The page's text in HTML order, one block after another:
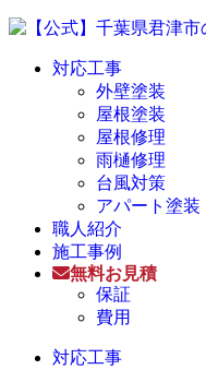
対応工事
外壁塗装
屋根塗装
屋根修理
雨樋修理
台風対策
アパート塗装
職人紹介
施工事例
無料お見積
保証
費用
対応工事